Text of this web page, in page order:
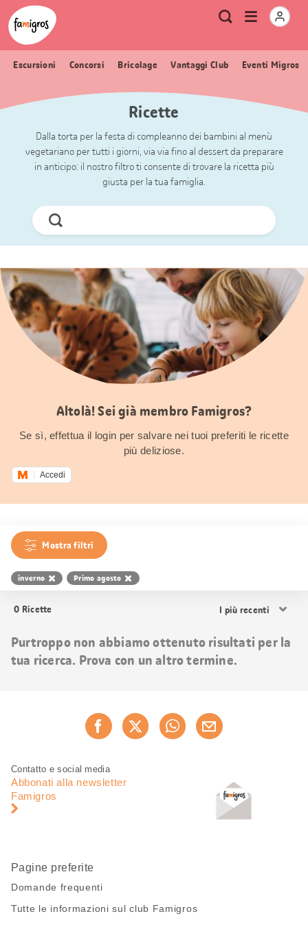
Navigazione
segnalibri
Header
Logo Metanavigazione
Ricerca
Apri
menu
Escursioni Concorsi Bricolage Vantaggi Club Eventi Migros
Ricette
Dalla torta per la festa di compleanno dei bambini al menù
vegetariano per tutti i giorni, via via fino al dessert da preparare
in anticipo: il nostro filtro ti consente di trovare la ricetta più
giusta per la tua famiglia.
Cerca
ora
Altolà! Sei già membro Famigros?
Se sì, effettua il login per salvare nei tuoi preferiti le ricette
più deliziose.
Accedi
Mostra filtri
inverno Primo agosto
0 Ricette
i
Purtroppo non abbiamo ottenuto risultati per la
tua ricerca. Prova con un altro termine.
Consiglia ora
Piè
pagina
Navigazione
pagina
Contatto e social media
Abbonati alla newsletter
Famigros
Pagine preferite
Domande frequenti
Tutte le informazioni sul club Famigros